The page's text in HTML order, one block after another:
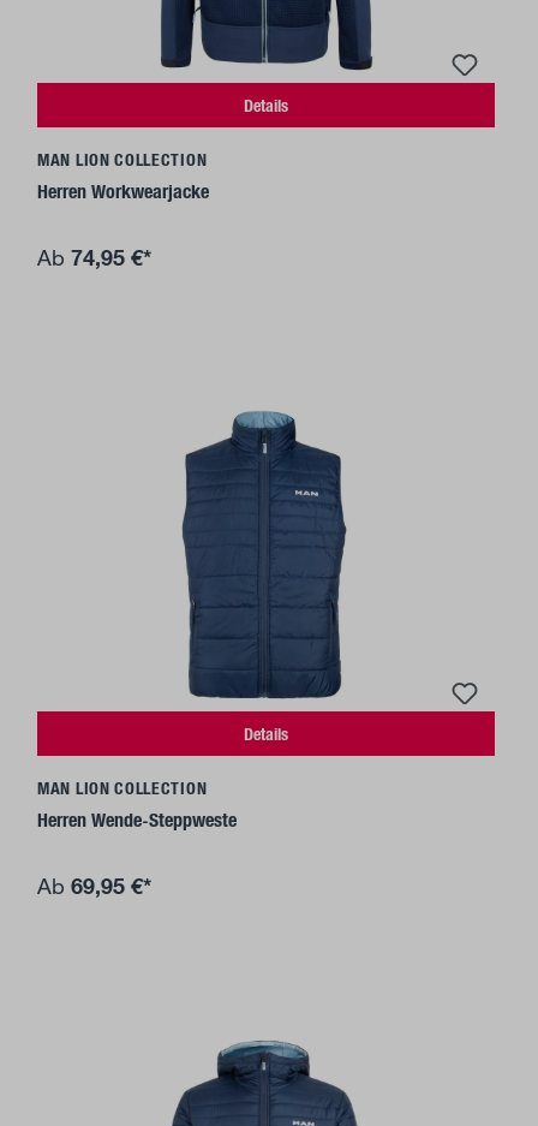
Details
MAN LION COLLECTION
Herren Workwearjacke
Ab 74,95 €*
Details
MAN LION COLLECTION
Herren Wende-Steppweste
Ab 69,95 €*